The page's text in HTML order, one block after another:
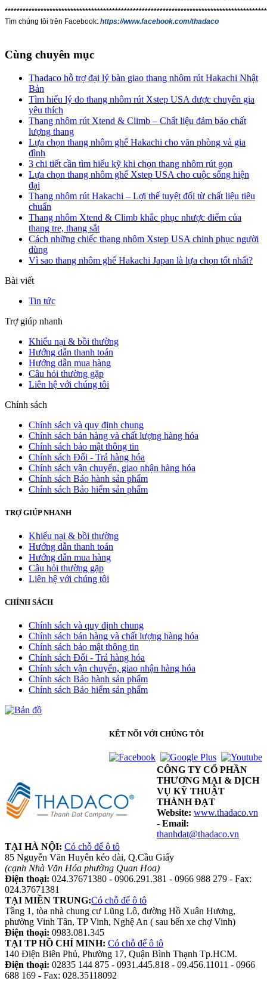
Tìm chúng tôi trên Facebook: https://www.facebook.com/thadaco
Cùng chuyên mục
Thadaco hỗ trợ đại lý bàn giao thang nhôm rút Hakachi Nhật
Bản
Tìm hiểu lý do thang nhôm rút Xstep USA được chuyên gia
yêu thích
Thang nhôm rút Xtend & Climb – Chất liệu đảm bảo chất
lượng thang
Lựa chọn thang nhôm ghế Hakachi cho văn phòng và gia
đình
3 chi tiết cần tìm hiểu kỹ khi chọn thang nhôm rút gọn
Lựa chọn thang nhôm ghế Xstep USA cho cuộc sống hiện
đại
Thang nhôm rút Hakachi – Lợi thế tuyệt đối từ chất liệu tiêu
chuẩn
Thang nhôm Xtend & Climb khắc phục nhược điểm của
thang tre, thang sắt
Cách những chiếc thang nhôm Xstep USA chinh phục người
dùng
Vì sao thang nhôm ghế Hakachi Japan là lựa chọn tốt nhất?
Bài viết
Tin tức
Trợ giúp nhanh
Khiếu nại & bồi thường
Hướng dẫn thanh toán
Hướng dẫn mua hàng
Câu hỏi thường gặp
Liên hệ với chúng tôi
Chính sách
Chính sách và quy định chung
Chính sách bán hàng và chất lượng hàng hóa
Chính sách bảo mật thông tin
Chính sách Đổi - Trả hàng hóa
Chính sách vận chuyển, giao nhận hàng hóa
Chính sách Bảo hành sản phẩm
Chính sách Bảo hiểm sản phẩm
TRỢ GIÚP NHANH
Khiếu nại & bồi thường
Hướng dẫn thanh toán
Hướng dẫn mua hàng
Câu hỏi thường gặp
Liên hệ với chúng tôi
CHÍNH SÁCH
Chính sách và quy định chung
Chính sách bán hàng và chất lượng hàng hóa
Chính sách bảo mật thông tin
Chính sách Đổi - Trả hàng hóa
Chính sách vận chuyển, giao nhận hàng hóa
Chính sách Bảo hành sản phẩm
Chính sách Bảo hiểm sản phẩm
KẾT NỐI VỚI CHÚNG TÔI
CÔNG TY CỔ PHẦN
THƯƠNG MẠI & DỊCH
VỤ KỸ THUẬT
THÀNH ĐẠT
Website: www.thadaco.vn
- Email:
thanhdat@thadaco.vn
TẠI HÀ NỘI: Có chỗ để ô tô
85 Nguyễn Văn Huyên kéo dài, Q.Cầu Giấy
(cạnh Nhà Văn Hóa phường Quan Hoa)
Điện thoại: 024.37671380 - 0906.291.381 - 0966 988 279 - Fax:
024.37671381
TẠI MIỀN TRUNG:Có chỗ để ô tô
Tầng 1, tòa nhà chung cư Lũng Lô, đường Hồ Xuân Hương,
phường Vinh Tân, TP Vinh, Nghệ An ( sau bến xe chợ Vinh)
Điện thoại: 0983.081.345
TẠI TP HỒ CHÍ MINH: Có chỗ để ô tô
140 Điện Biên Phủ, Phường 17, Quận Bình Thạnh Tp.HCM.
Điện thoại: 02835 144 875 - 0931.445.818 - 09.456.11011 - 0966
688 169 - Fax: 028.35118092